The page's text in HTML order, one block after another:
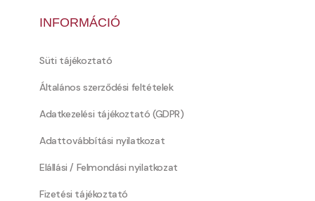
INFORMÁCIÓ
Süti tájékoztató
Általános szerződési feltételek
Adatkezelési tájékoztató (GDPR)
Adattovábbítási nyilatkozat
Elállási / Felmondási nyilatkozat
Fizetési tájékoztató